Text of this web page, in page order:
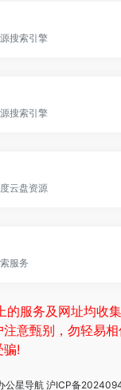
搜索引擎
搜索引擎
云盘资源
服务
的服务及网址均收
意甄别，勿轻易
骗!
公星导航沪ICP备